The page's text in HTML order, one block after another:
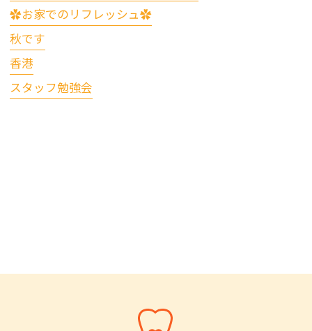
✿お家でのリフレッシュ✿
秋です
香港
スタッフ勉強会